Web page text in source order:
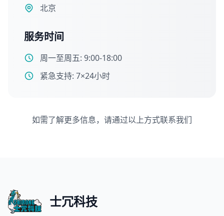
北京
服务时间
周一至周五: 9:00-18:00
紧急支持: 7×24小时
如需了解更多信息，请通过以上方式联系我们
士冗科技